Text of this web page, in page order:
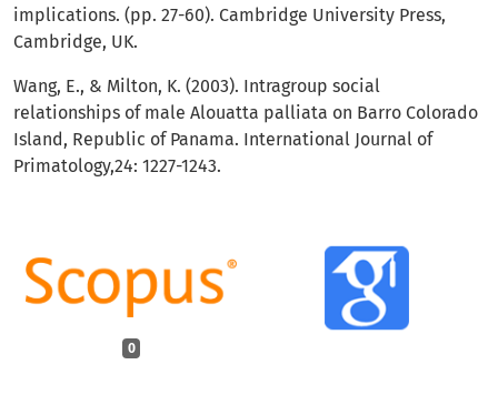
0
implications. (pp. 27-60). Cambridge University Press,
Cambridge, UK.
Wang, E., & Milton, K. (2003). Intragroup social
relationships of male Alouatta palliata on Barro Colorado
Island, Republic of Panama. International Journal of
Primatology,24: 1227-1243.